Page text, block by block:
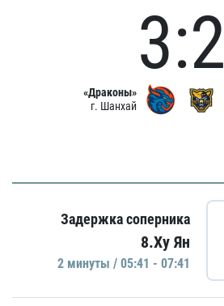
«Драконы»
г. Шанхай
3:2
Задержка соперника
8.Ху Ян
2 минуты / 05:41 - 07:41